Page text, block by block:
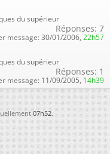
du supérieur
Réponses: 7
message: 30/01/2006, 22h57
du supérieur
Réponses: 1
message: 11/09/2005, 14h39
07h52.